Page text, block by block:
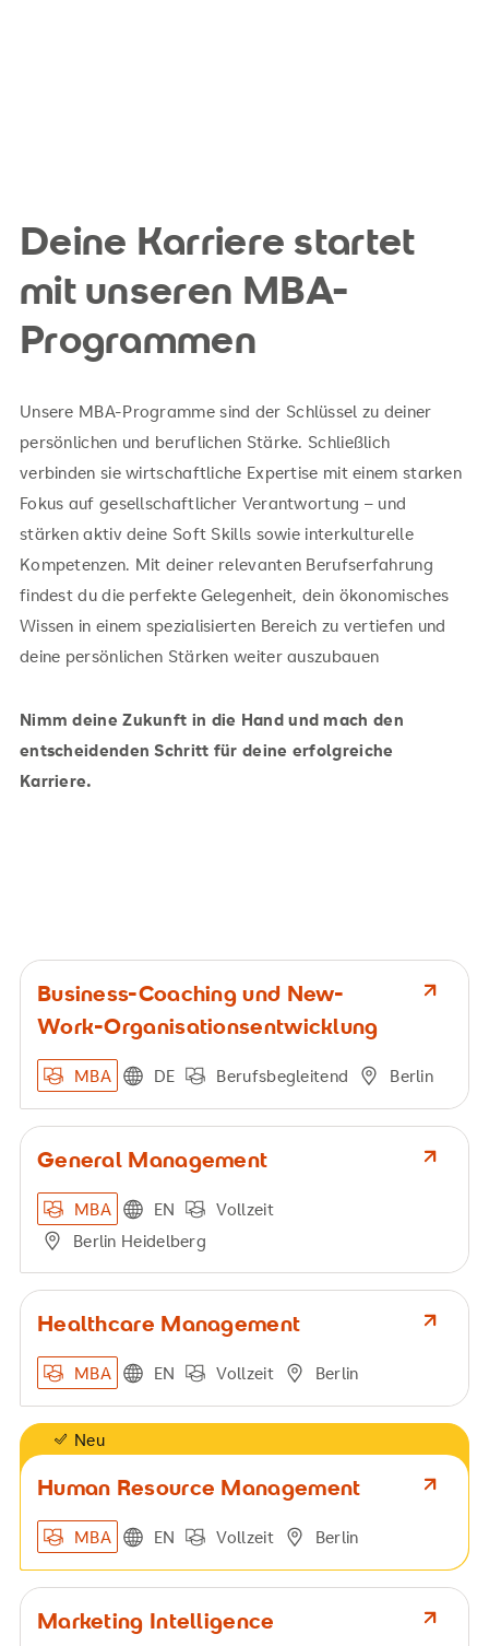
Deine Karriere startet
mit unseren MBA-
Programmen
Unsere MBA-Programme sind der Schlüssel zu deiner
persönlichen und beruflichen Stärke. Schließlich
verbinden sie wirtschaftliche Expertise mit einem starken
Fokus auf gesellschaftlicher Verantwortung – und
stärken aktiv deine Soft Skills sowie interkulturelle
Kompetenzen. Mit deiner relevanten Berufserfahrung
findest du die perfekte Gelegenheit, dein ökonomisches
Wissen in einem spezialisierten Bereich zu vertiefen und
deine persönlichen Stärken weiter auszubauen
Nimm deine Zukunft in die Hand und mach den
entscheidenden Schritt für deine erfolgreiche
Karriere.
Business-Coaching und New-
Work-Organisationsentwicklung
MBA DE Berufsbegleitend Berlin
General Management
MBA EN
Vollzeit
Berlin Heidelberg
Healthcare Management
MBA EN Vollzeit Berlin
Neu
Human Resource Management
MBA EN Vollzeit Berlin
Marketing Intelligence